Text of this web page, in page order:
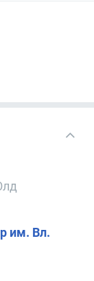
им. Вл.